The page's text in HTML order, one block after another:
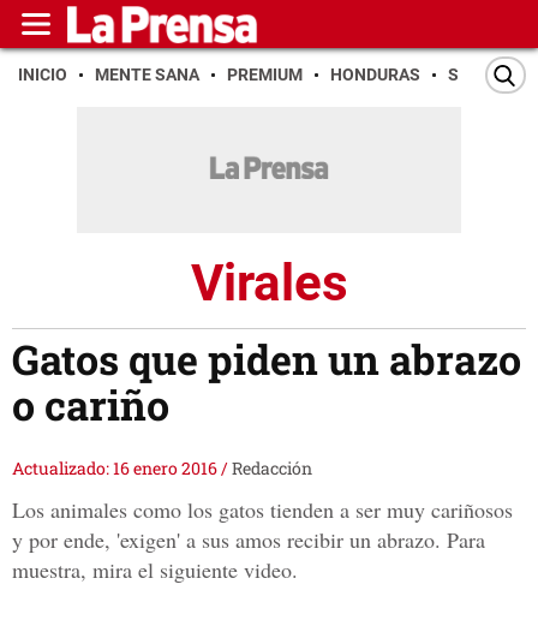
INICIO MENTE SANA PREMIUM HONDURAS SAN PEDRO
Virales
Gatos que piden un abrazo
o cariño
Actualizado: 16 enero 2016/Redacción
Los animales como los gatos tienden a ser muy cariñosos
y por ende, 'exigen' a sus amos recibir un abrazo. Para
muestra, mira el siguiente video.